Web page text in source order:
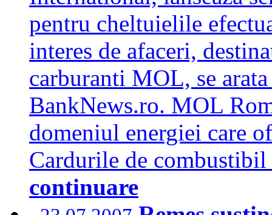
pentru cheltuielile
interes de afaceri,
carburanti MOL, se
BankNews.ro. MOL
domeniul energiei care
Cardurile de
continuare